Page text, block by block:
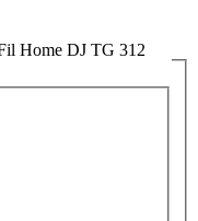
Home DJ TG 312